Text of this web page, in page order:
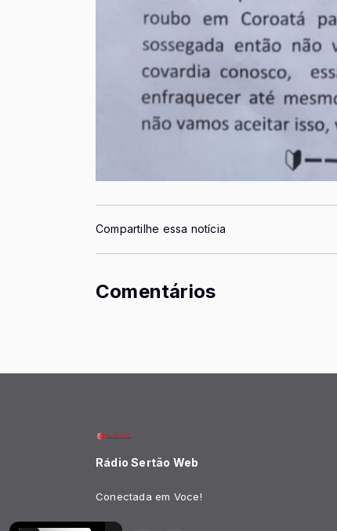
Compartilhe essa notícia
Comentários
Rádio Sertão Web
Conectada em Voce!